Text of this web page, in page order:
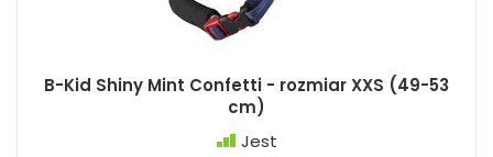
B-Kid Shiny Mint Confetti - rozmiar XXS (49-53
cm)
Jest